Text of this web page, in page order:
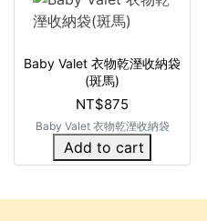
Baby Valet 衣物乾溼收納袋
(斑馬)
NT$875
Baby Valet 衣物乾溼收納袋
Add to cart